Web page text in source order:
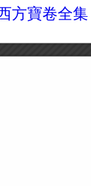
方寶卷全集